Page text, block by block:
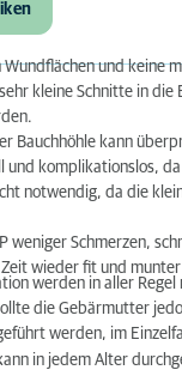
und keine
kleine Schnitte in
Bauchhöhle kann
und komplikationslos,
notwendig, da die
weniger Schmerzen,
wieder fit und
werden in aller
die Gebärmutter
werden, im
in jedem Alter